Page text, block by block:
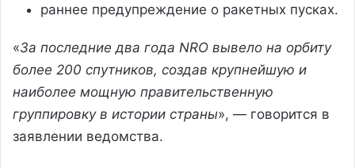
раннее предупреждение о ракетных пусках.
«За последние два года NRO вывело на орбиту
более 200 спутников, создав крупнейшую и
наиболее мощную правительственную
группировку в истории страны», — говорится в
заявлении ведомства.